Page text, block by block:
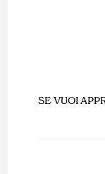
SE VUOI